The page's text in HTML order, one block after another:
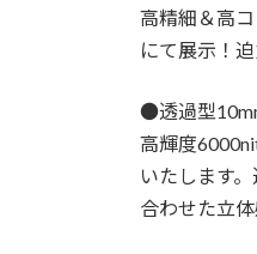
高精細＆高
にて展示！
●透過型
高輝度
いたします
合わせた立